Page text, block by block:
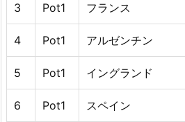
3 Pot1 フランス
4 Pot1 アルゼンチン
5 Pot1 イングランド
6 Pot1 スペイン